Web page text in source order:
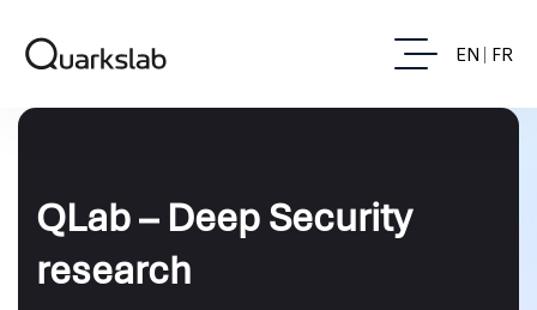
EN FR
QLab – Deep Security
research